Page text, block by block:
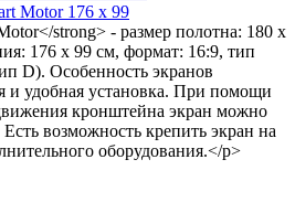
Motor 176 x 99
strong> - размер полотна: 180 х
176 x 99 см, формат: 16:9, тип
D). Особенность экранов
и удобная установка. При помощи
кронштейна экран можно
возможность крепить экран на
оборудования.</p>